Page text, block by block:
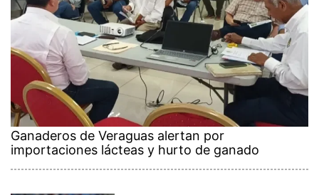
Ganaderos de Veraguas alertan por
importaciones lácteas y hurto de ganado